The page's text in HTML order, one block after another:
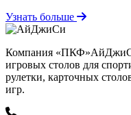
Узнать больше
Компания
игровых столов для
рулетки, карточных
игр.